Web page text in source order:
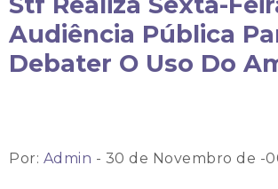
Audiência Pública
Debater O Uso Do
Por: Admin - 30 de Novembro de -